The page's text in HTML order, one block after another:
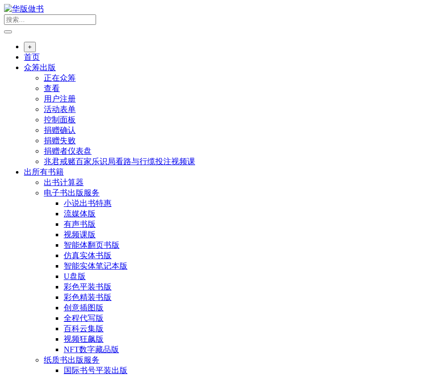
跳
转
到
+
首页
众筹出版
正在众筹
查看
用户注册
活动表单
控制面板
捐赠确认
捐赠失败
捐赠者仪表盘
兆君戒赌百家乐识局看路与行缆投注视频课
出所有书籍
出书计算器
电子书出版服务
小说出书特惠
流媒体版
有声书版
视频课版
智能体翻页书版
仿真实体书版
智能实体笔记本版
U盘版
彩色平装书版
彩色精装书版
创意插图版
全程代写版
百科云集版
视频狂飙版
NFT数字藏品版
纸质书出版服务
国际书号平装出版